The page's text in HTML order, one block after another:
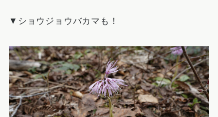
▼ショウジョウバカマも！